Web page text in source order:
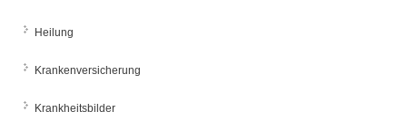
Heilung
Krankenversicherung
Krankheitsbilder